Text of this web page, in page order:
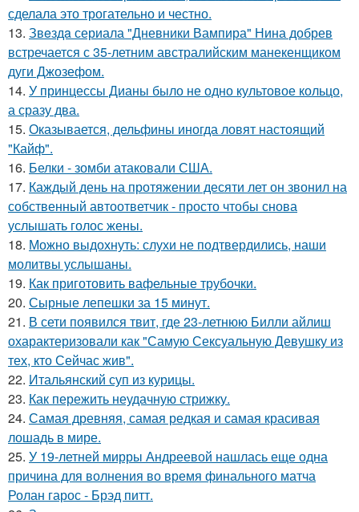
сделала это трогательно и честно.
13. Звeздa сериала "Дневники Вампира" Нина добрев
встречается с 35-летним австралийским манекенщиком
дуги Джозефом.
14. У принцессы Дианы было не одно культовое кольцо,
а сразу два.
15. Оказывается, дельфины иногда ловят настоящий
"Кайф".
16. Белки - зомби атаковали США.
17. Каждый день на протяжении десяти лет он звонил на
собственный автоответчик - просто чтобы снова
услышать голос жены.
18. Можно выдохнуть: слухи не подтвердились, наши
молитвы услышаны.
19. Как приготовить вафельные трубочки.
20. Сырные лепешки за 15 минут.
21. В сети появился твит, где 23-летнюю Билли айлиш
охарактеризовали как "Самую Сексуальную Девушку из
тех, кто Сейчас жив".
22. Итальянский суп из курицы.
23. Как пережить неудачную стрижку.
24. Самая древняя, самая редкая и самая красивая
лошадь в мире.
25. У 19-летней мирры Андреевой нашлась еще одна
причина для волнения во время финального матча
Ролан гарос - Брэд питт.